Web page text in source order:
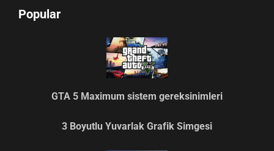
Popular
GTA 5 Maximum sistem gereksinimleri
3 Boyutlu Yuvarlak Grafik Simgesi